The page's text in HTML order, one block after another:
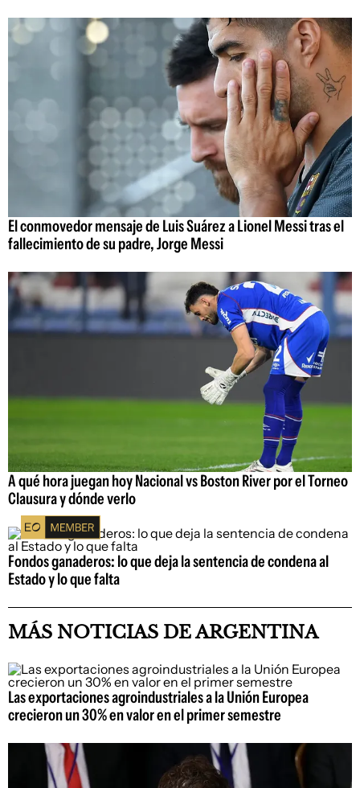
El conmovedor mensaje de Luis Suárez a Lionel Messi tras el
fallecimiento de su padre, Jorge Messi
A qué hora juegan hoy Nacional vs Boston River por el Torneo
Clausura y dónde verlo
Fondos ganaderos: lo que deja la sentencia de condena al
Estado y lo que falta
MÁS NOTICIAS DE ARGENTINA
Las exportaciones agroindustriales a la Unión Europea
crecieron un 30% en valor en el primer semestre